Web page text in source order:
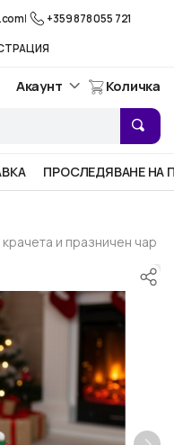
|
+359 878 055 721
Акаунт Количка
ПРОСЛЕДЯВАНЕ НА
и празничен чар